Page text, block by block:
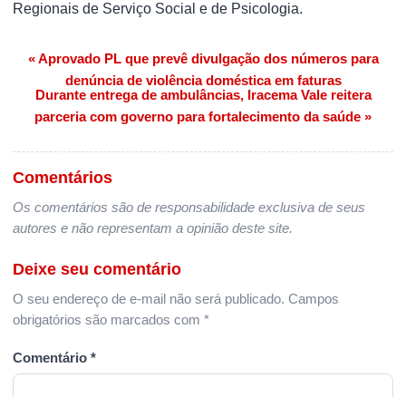
Regionais de Serviço Social e de Psicologia.
Navegação de Post
« Aprovado PL que prevê divulgação dos números para
denúncia de violência doméstica em faturas
Durante entrega de ambulâncias, Iracema Vale reitera
parceria com governo para fortalecimento da saúde »
Comentários
Os comentários são de responsabilidade exclusiva de seus
autores e não representam a opinião deste site.
Deixe seu comentário
O seu endereço de e-mail não será publicado. Campos
obrigatórios são marcados com *
Comentário *